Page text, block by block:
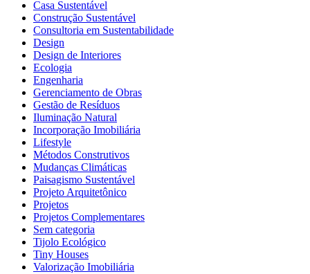
Casa Sustentável
Construção Sustentável
Consultoria em Sustentabilidade
Design
Design de Interiores
Ecologia
Engenharia
Gerenciamento de Obras
Gestão de Resíduos
Iluminação Natural
Incorporação Imobiliária
Lifestyle
Métodos Construtivos
Mudanças Climáticas
Paisagismo Sustentável
Projeto Arquitetônico
Projetos
Projetos Complementares
Sem categoria
Tijolo Ecológico
Tiny Houses
Valorização Imobiliária